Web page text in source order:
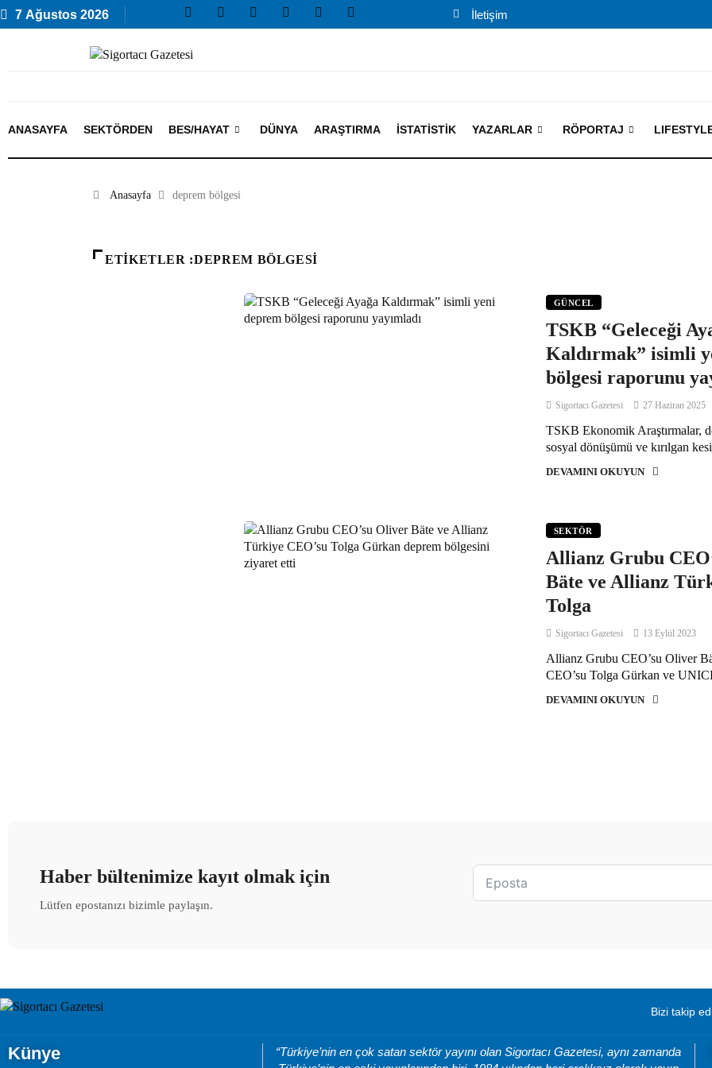
7 Ağustos 2026 İletişim
ANASAYFA SEKTÖRDEN BES/HAYAT DÜNYA ARAŞTIRMA İSTATISTIK YAZARLAR RÖPORTAJ
Anasayfa deprem bölgesi
ETIKETLER :DEPREM BÖLGESI
GÜNCEL
TSKB “Geleceği
Kaldırmak” isimli
bölgesi raporunu
Sigortacı Gazetesi 27 Haziran 2025
TSKB Ekonomik Araştırmalar,
sosyal dönüşümü ve kırılgan
DEVAMINI OKUYUN
SEKTÖR
Allianz Grubu
Bäte ve Allianz
Tolga
Sigortacı Gazetesi 13 Eylül 2023
Allianz Grubu CEO’su Oliver
CEO’su Tolga Gürkan ve
DEVAMINI OKUYUN
Haber bültenimize kayıt olmak için
Lütfen epostanızı bizimle paylaşın.
Bizi takip
Künye
“Türkiye’nin en çok satan sektör yayını olan Sigortacı Gazetesi, aynı zamanda